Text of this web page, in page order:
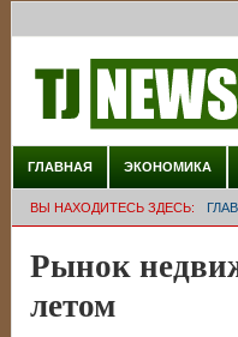
ГЛАВНАЯ ЭКОНОМИКА
ВЫ НАХОДИТЕСЬ ЗДЕСЬ:
Рынок
летом